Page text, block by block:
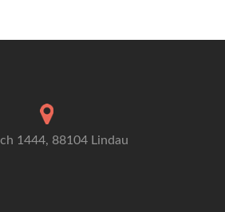
1444, 88104 Lindau